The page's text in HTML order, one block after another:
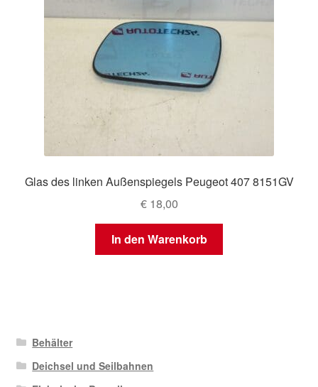
Glas des linken Außenspiegels Peugeot 407 8151GV
€18,00
In den Warenkorb
Behälter
Deichsel und Seilbahnen